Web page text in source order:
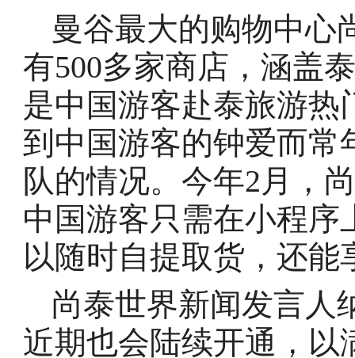
曼谷最大的购物中心
有500多家商店，涵盖
是中国游客赴泰旅游
到中国游客的钟爱而常
队的情况。今年2月，
中国游客只需在小程
以随时自提取货，还能
尚泰世界新闻发言人
近期也会陆续开通，以